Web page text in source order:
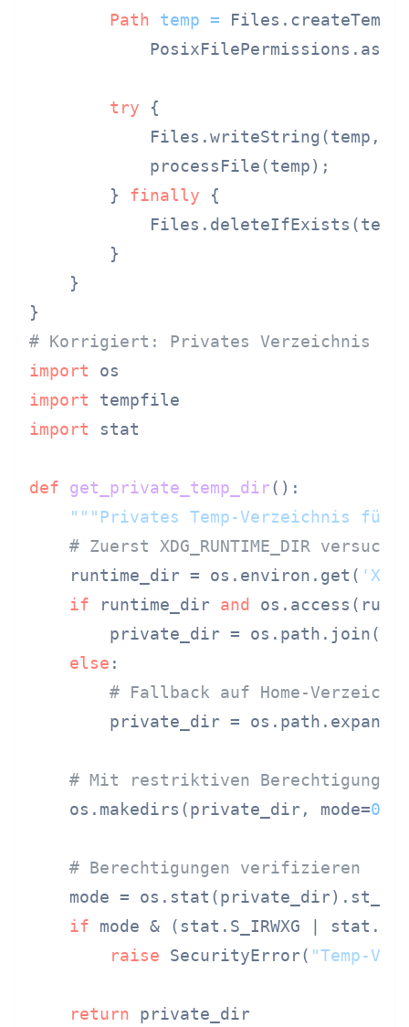
Path temp =
try {
Files.writeString(temp,
            processFile(temp);
        }
finally {
        }
    }
# Korrigiert: Privates Verzeichnis für
import
import
import stat
def get_private_temp_dir():
"""Privates Temp-Verzeichnis
# Zuerst XDG_RUNTIME_DIR
    runtime_dir = os.environ.get(
if runtime_dir and
private_dir =
else :
# Fallback auf Home-
private_dir =
# Mit restriktiven
    os.makedirs(private_dir, mode=
# Berechtigungen verifizieren
mode =
if mode & (stat.S_IRWXG |
raise SecurityError( "Temp-
return private_dir